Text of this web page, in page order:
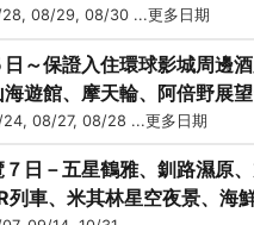
08/29, 08/30 ...更多日期
～保證入住環球影城周邊
遊館、摩天輪、阿倍野展
08/27, 08/28 ...更多日期
日－五星鶴雅、釧路濕原
列車、米其林星空夜景、海